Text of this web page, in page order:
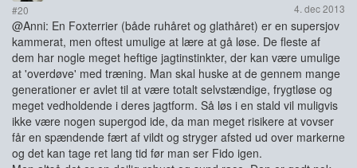
#20 4. dec 2013
@Anni: En Foxterrier (både ruhåret og glathåret) er en supersjov
kammerat, men oftest umulige at lære at gå løse. De fleste af
dem har nogle meget heftige jagtinstinkter, der kan være umulige
at 'overdøve' med træning. Man skal huske at de gennem mange
generationer er avlet til at være totalt selvstændige, frygtløse og
meget vedholdende i deres jagtform. Så løs i en stald vil muligvis
ikke være nogen supergod ide, da man meget risikere at vovser
får en spændende fært af vildt og stryger afsted ud over markerne
og det kan tage ret lang tid før man ser Fido igen.